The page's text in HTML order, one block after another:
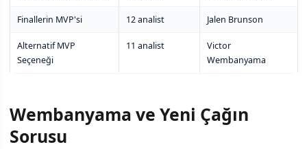
Finallerin MVP'si 12 analist Jalen Brunson
Alternatif MVP
Seçeneği
11 analist
Victor
Wembanyama
Wembanyama ve Yeni Çağın
Sorusu